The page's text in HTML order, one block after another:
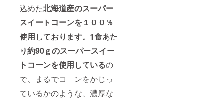
込めた北海道産のスーパー
スイートコーンを１００％
使用しております。 1食あた
り約90ｇのスーパースイー
トコーンを使用しているの
で、まるでコーンをかじっ
ているかのような、濃厚な